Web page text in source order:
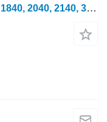
John Deere 940, 1040, 1140, 1640, 1840, 2040, 2140, 3040, 3140, 2150, 2255, 2750, 2950, 840, 3640, 3150, 3050, 3350, 1350, 2955, 2755, 2355, 2555, 2450, 2650, 1950, 3650, 3155, 3055, 1850, 1950, 2450, 2650, 2850, 3150, 3350 tekerlekli traktör için John Deere 40 ve 50 Serisi Vites Yaka L33033